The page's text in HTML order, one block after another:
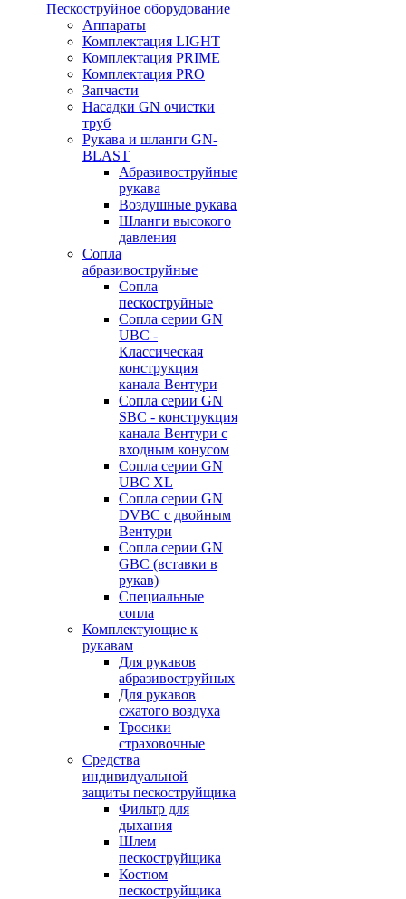
Пескоструйное оборудование
Аппараты
Комплектация LIGHT
Комплектация PRIME
Комплектация PRO
Запчасти
Насадки GN очистки
труб
Рукава и шланги GN-
BLAST
Абразивоструйные
рукава
Воздушные рукава
Шланги высокого
давления
Сопла
абразивоструйные
Сопла
пескоструйные
Сопла серии GN
UBC -
Классическая
конструкция
канала Вентури
Сопла серии GN
SBC - конструкция
канала Вентури c
входным конусом
Сопла серии GN
UBC XL
Сопла серии GN
DVBC с двойным
Вентури
Сопла серии GN
GBC (вставки в
рукав)
Специальные
сопла
Комплектующие к
рукавам
Для рукавов
абразивоструйных
Для рукавов
сжатого воздуха
Тросики
страховочные
Средства
индивидуальной
защиты пескоструйщика
Фильтр для
дыхания
Шлем
пескоструйщика
Костюм
пескоструйщика